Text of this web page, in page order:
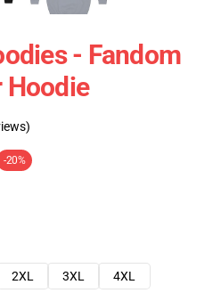
- Fandom
Hoodie
-20%
2XL 3XL
4XL